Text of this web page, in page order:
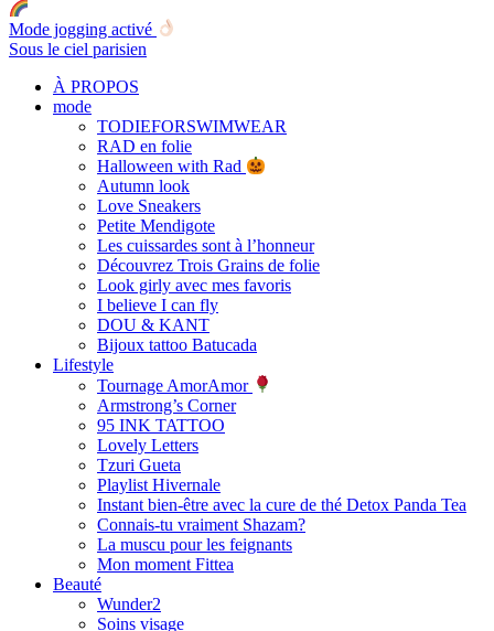
Mode jogging activé
Sous le ciel parisien
À PROPOS
mode
TODIEFORSWIMWEAR
RAD en folie
Halloween with Rad
Autumn look
Love Sneakers
Petite Mendigote
Les cuissardes sont à l’honneur
Découvrez Trois Grains de folie
Look girly avec mes favoris
I believe I can fly
DOU & KANT
Bijoux tattoo Batucada
Lifestyle
Tournage AmorAmor
Armstrong’s Corner
95 INK TATTOO
Lovely Letters
Tzuri Gueta
Playlist Hivernale
Instant bien-être avec la cure de thé Detox Panda Tea
Connais-tu vraiment Shazam?
La muscu pour les feignants
Mon moment Fittea
Beauté
Wunder2
Soins visage